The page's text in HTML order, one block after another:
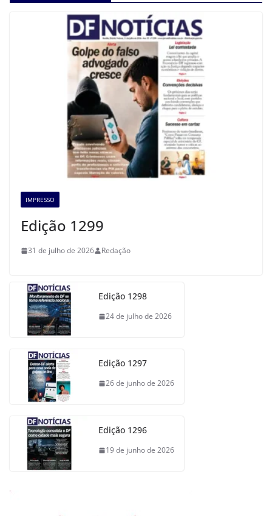
IMPRESSO
Edição 1299
31 de julho de 2026 Redação
Edição 1298
24 de julho de 2026
Edição 1297
26 de junho de 2026
Edição 1296
19 de junho de 2026